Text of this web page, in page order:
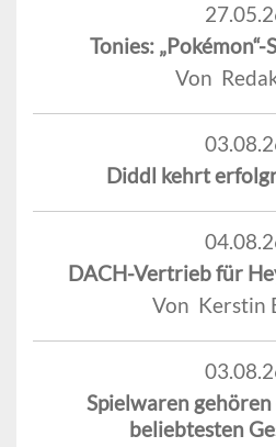
Tonies:
Von
Diddl kehrt
DACH-Vertrieb für
Von Kerstin
Spielwaren
beliebtesten